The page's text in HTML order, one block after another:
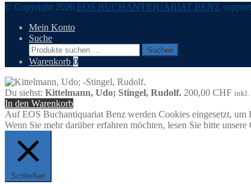
© Copyright 2026 EOS BUCHANTIQUARIAT BENZ
Mein Konto
Suche
Suchen
nach:
Suchen
Warenkorb 0
Du siehst: Kittelmann, Udo; Stingel, Rudolf. 200,00 CHF inkl.
In den Warenkorb
Auf EOS Buchantiquariat Benz werden Cookies eingesetzt,
Wenn Sie mehr darüber erfahren möchten, lesen Sie bitte
Schließen